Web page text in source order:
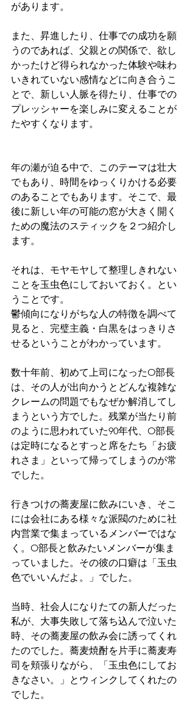
があります。
また、昇進したり、仕事での成功を願
うのであれば、父親との関係で、欲し
かったけど得られなかった体験や味わ
いきれていない感情などに向き合うこ
とで、新しい人脈を得たり、仕事での
プレッシャーを楽しみに変えることが
たやすくなります。
年の瀬が迫る中で、このテーマは壮大
でもあり、時間をゆっくりかける必要
のあることでもあります。そこで、最
後に新しい年の可能の窓が大きく開く
ための魔法のスティックを２つ紹介し
ます。
それは、モヤモヤして整理しきれない
ことを玉虫色にしておいておく。とい
うことです。
鬱傾向になりがちな人の特徴を調べて
見ると、完璧主義・白黒をはっきりさ
せるということがわかっています。
数十年前、初めて上司になったO部長
は、その人が出向かうとどんな複雑な
クレームの問題でもなぜか解消してし
まうという方でした。残業が当たり前
のように思われていた90年代、O部長
は定時になるとすっと席をたち「お疲
れさま」といって帰ってしまうのが常
でした。
行きつけの蕎麦屋に飲みにいき、そこ
には会社にある様々な派閥のために社
内営業で集まっているメンバーではな
く。O部長と飲みたいメンバーが集ま
っていました。その彼の口癖は「玉虫
色でいいんだよ。」でした。
当時、社会人になりたての新人だった
私が、大事失敗して落ち込んで泣いた
時、その蕎麦屋の飲み会に誘ってくれ
たのでした。蕎麦焼酎を片手に蕎麦寿
司を頬張りながら、「玉虫色にしてお
きなさい。」とウィンクしてくれたの
でした。